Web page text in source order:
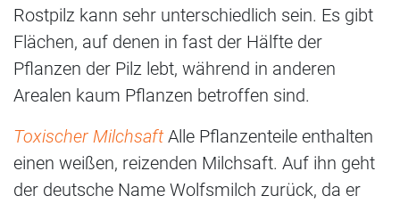
Rostpilz kann sehr unterschiedlich sein. Es gibt
Flächen, auf denen in fast der Hälfte der
Pflanzen der Pilz lebt, während in anderen
Arealen kaum Pflanzen betroffen sind.
Toxischer MilchsaftAlle Pflanzenteile enthalten
einen weißen, reizenden Milchsaft. Auf ihn geht
der deutsche Name Wolfsmilch zurück, da er